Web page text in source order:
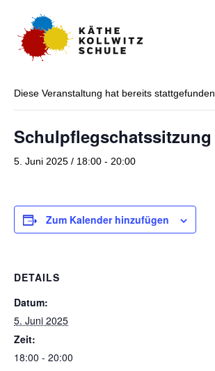
« Alle Veranstaltungen
Diese Veranstaltung hat bereits stattgefunden.
Schulpflegschatssitzung
5. Juni 2025 / 18:00 - 20:00
Zum Kalender hinzufügen
DETAILS
Datum:
5. Juni 2025
Zeit:
18:00 - 20:00